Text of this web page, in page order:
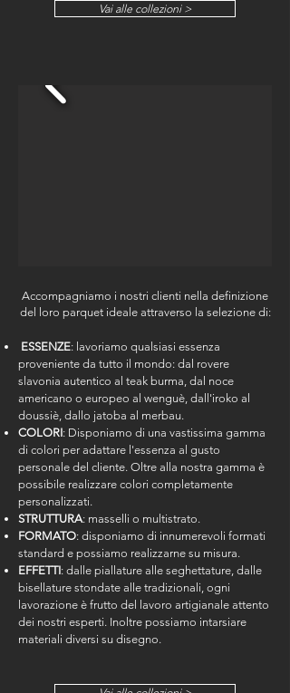
Vai alle collezioni >
Accompagniamo i nostri clienti nella definizione
del loro parquet ideale attraverso la selezione di:
ESSENZE: lavoriamo qualsiasi essenza
proveniente da tutto il mondo: dal rovere
slavonia autentico al teak burma, dal noce
americano o europeo al wenguè, dall'iroko al
doussiè, dallo jatoba al merbau.
COLORI: Disponiamo di una vastissima gamma
di colori per adattare l'essenza al gusto
personale del cliente. Oltre alla nostra gamma è
possibile realizzare colori completamente
personalizzati.
STRUTTURA: masselli o multistrato.
FORMATO: disponiamo di innumerevoli formati
standard e possiamo realizzarne su misura.
EFFETTI: dalle piallature alle seghettature, dalle
bisellature stondate alle tradizionali, ogni
lavorazione è frutto del lavoro artigianale attento
dei nostri esperti. Inoltre possiamo intarsiare
materiali diversi su disegno.